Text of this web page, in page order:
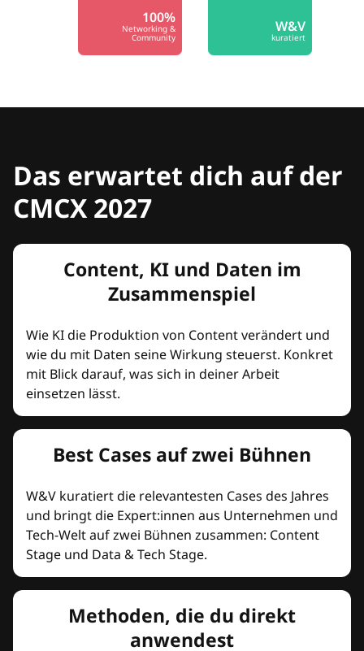
100%
Networking &
Community
W&V
kuratiert
Das erwartet dich auf der
CMCX 2027
Content, KI und Daten im
Zusammenspiel
Wie KI die Produktion von Content verändert und
wie du mit Daten seine Wirkung steuerst. Konkret
mit Blick darauf, was sich in deiner Arbeit
einsetzen lässt.
Best Cases auf zwei Bühnen
W&V kuratiert die relevantesten Cases des Jahres
und bringt die Expert:innen aus Unternehmen und
Tech-Welt auf zwei Bühnen zusammen: Content
Stage und Data & Tech Stage.
Methoden, die du direkt
anwendest